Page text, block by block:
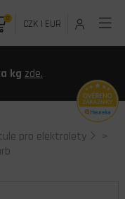
0 CZK| EUR
kg zde.
pro elektrolety
>